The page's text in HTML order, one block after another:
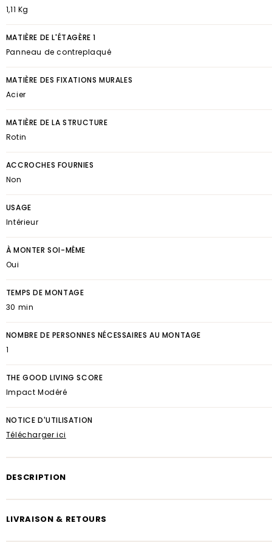
1,11 Kg
MATIÈRE DE L'ÉTAGÈRE 1
Panneau de contreplaqué
MATIÈRE DES FIXATIONS MURALES
Acier
MATIÈRE DE LA STRUCTURE
Rotin
ACCROCHES FOURNIES
Non
USAGE
Intérieur
À MONTER SOI-MÊME
Oui
TEMPS DE MONTAGE
30 min
NOMBRE DE PERSONNES NÉCESSAIRES AU MONTAGE
THE GOOD LIVING SCORE
Impact Modéré
NOTICE D'UTILISATION
Télécharger ici
DESCRIPTION
kids.
Esprit naturel et tendance
LIVRAISON & RETOURS